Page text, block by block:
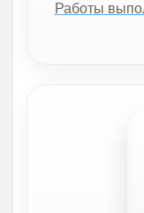
Работы